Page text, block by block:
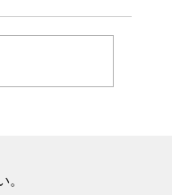
差を徹底解説